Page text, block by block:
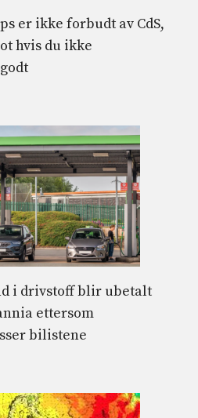
er ikke forbudt av CdS,
hvis du ikke
i drivstoff blir ubetalt
ettersom
bilistene